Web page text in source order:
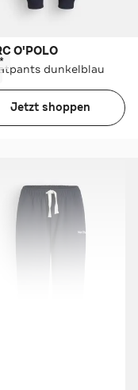
O'POLO
dunkelblau
Jetzt shoppen